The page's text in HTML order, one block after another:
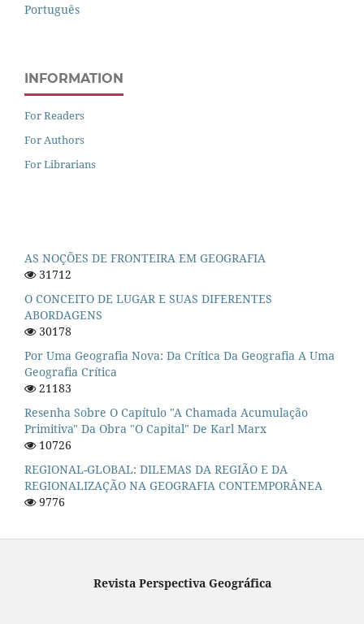
Português
INFORMATION
For Readers
For Authors
For Librarians
AS NOÇÕES DE FRONTEIRA EM GEOGRAFIA
31712
O CONCEITO DE LUGAR E SUAS DIFERENTES
ABORDAGENS
30178
Por Uma Geografia Nova: Da Crítica Da Geografia A Uma
Geografia Crítica
21183
Resenha Sobre O Capítulo "A Chamada Acumulação
Primitiva" Da Obra "O Capital" De Karl Marx
10726
REGIONAL-GLOBAL: DILEMAS DA REGIÃO E DA
REGIONALIZAÇÃO NA GEOGRAFIA CONTEMPORÂNEA
9776
Revista Perspectiva Geográfica